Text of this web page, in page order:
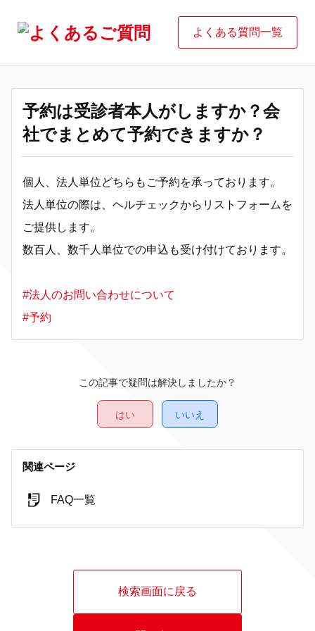
よくある質問一覧
予約は受診者本人がしますか？会
社でまとめて予約できますか？
個人、法人単位どちらもご予約を承っております。
法人単位の際は、ヘルチェックからリストフォームを
ご提供します。
数百人、数千人単位での申込も受け付けております。
#法人のお問い合わせについて
#予約
この記事で疑問は解決しましたか？
はい いいえ
関連ページ
FAQ一覧
検索画面に戻る